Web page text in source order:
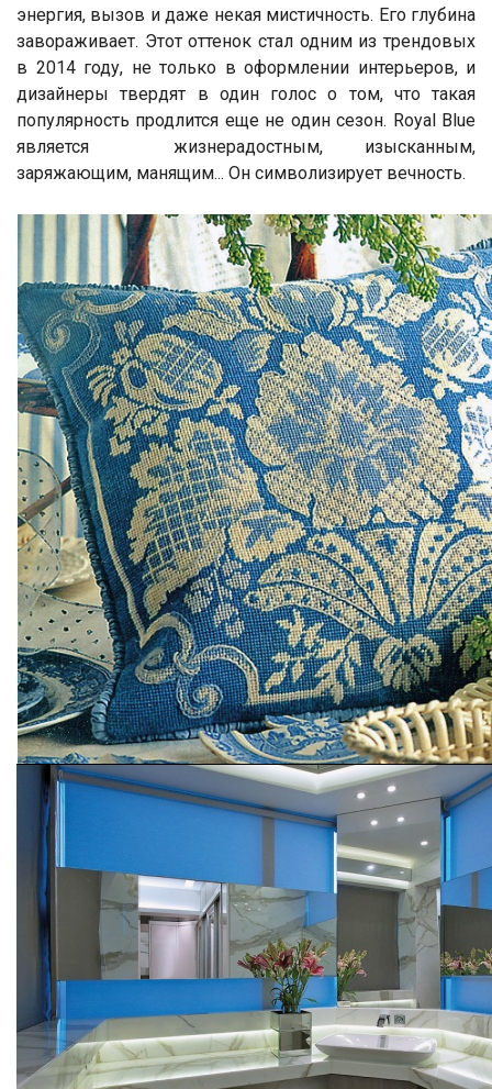
энергия, вызов и даже некая мистичность. Его глубина
завораживает. Этот оттенок стал одним из трендовых
в 2014 году, не только в оформлении интерьеров, и
дизайнеры твердят в один голос о том, что такая
популярность продлится еще не один сезон. Royal Blue
является жизнерадостным, изысканным,
заряжающим, манящим... Он символизирует вечность.